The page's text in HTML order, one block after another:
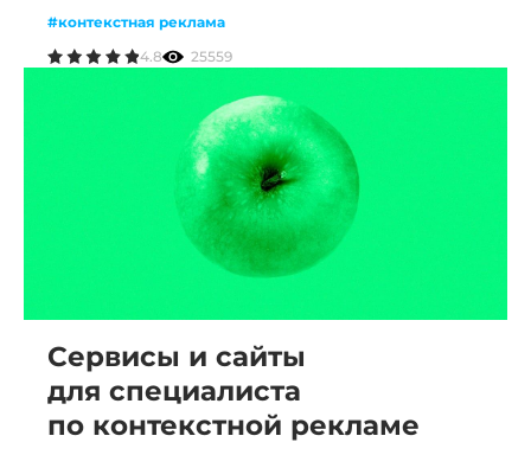
#контекстная реклама
4.8
25559
Сервисы и сайты
для специалиста
по контекстной рекламе